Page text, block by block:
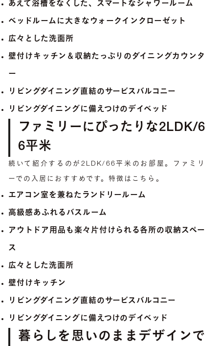
あえて浴槽をなくした、スマートなシャワールーム
ベッドルームに大きなウォークインクローゼット
広々とした洗面所
壁付けキッチン＆収納たっぷりのダイニングカウンタ
ー
リビングダイニング直結のサービスバルコニー
リビングダイニングに備えつけのデイベッド
ファミリーにぴったりな2LDK/6
6平米
続いて紹介するのが2LDK/66平米のお部屋。ファミリ
ーでの入居におすすめです。特徴はこちら。
エアコン室を兼ねたランドリールーム
高級感あふれるバスルーム
アウトドア用品も楽々片付けられる各所の収納スペー
ス
広々とした洗面所
壁付けキッチン
リビングダイニング直結のサービスバルコニー
リビングダイニングに備えつけのデイベッド
暮らしを思いのままデザインで